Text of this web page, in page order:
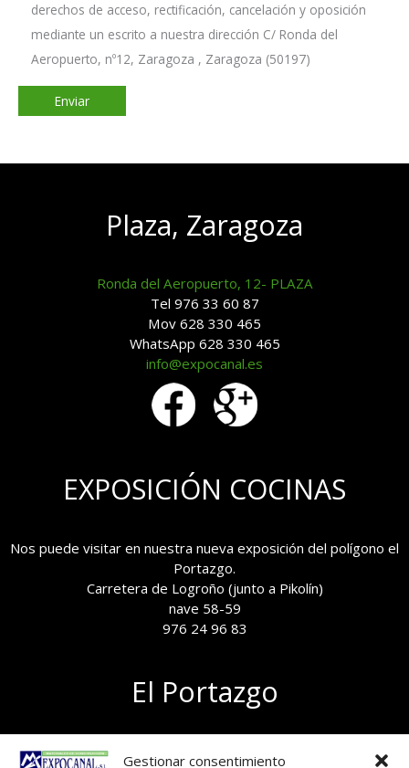
Gestionar consentimiento
derechos de acceso, rectificación, cancelación y oposición
mediante un escrito a nuestra dirección C/ Ronda del
Aeropuerto, nº12, Zaragoza , Zaragoza (50197)
Plaza, Zaragoza
Ronda del Aeropuerto, 12- PLAZA
Tel 976 33 60 87
Mov 628 330 465
WhatsApp 628 330 465
info@expocanal.es
EXPOSICIÓN COCINAS
Nos puede visitar en nuestra nueva exposición del polígono el
Portazgo.
Carretera de Logroño (junto a Pikolín)
nave 58-59
976 24 96 83
El Portazgo